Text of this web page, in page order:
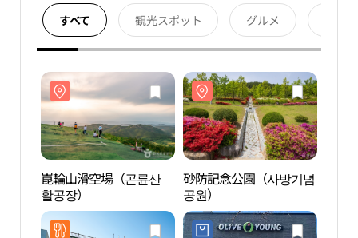
すべて 観光スポット グルメ
崑輪山滑空場（곤륜산
활공장）
砂防記念公園（사방기념
공원）